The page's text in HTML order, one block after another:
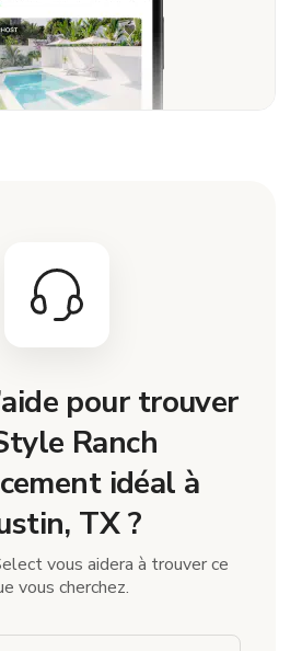
pour trouver
Ranch
idéal à
TX ?
vous aidera à trouver ce
vous cherchez.